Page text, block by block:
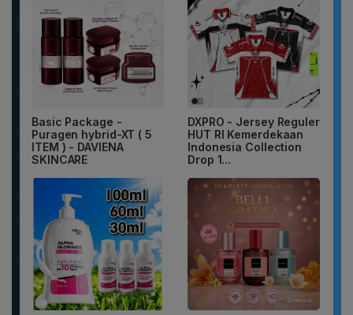
Basic Package -
Puragen hybrid-XT ( 5
ITEM ) - DAVIENA
SKINCARE
DXPRO - Jersey Reguler
HUT RI Kemerdekaan
Indonesia Collection
Drop 1...